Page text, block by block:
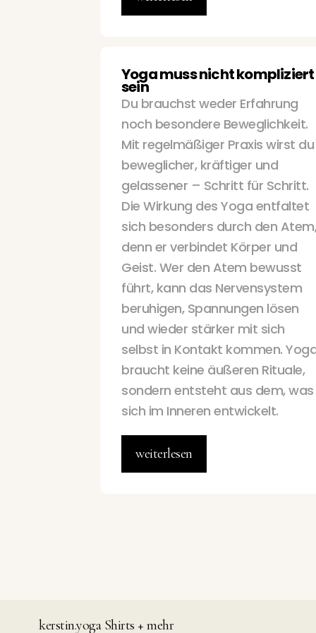
Yoga muss nicht kompliziert
sein
Du brauchst weder Erfahrung
noch besondere Beweglichkeit.
Mit regelmäßiger Praxis wirst du
beweglicher, kräftiger und
gelassener – Schritt für Schritt.
Die Wirkung des Yoga entfaltet
sich besonders durch den Atem,
denn er verbindet Körper und
Geist. Wer den Atem bewusst
führt, kann das Nervensystem
beruhigen, Spannungen lösen
und wieder stärker mit sich
selbst in Kontakt kommen.
braucht keine äußeren Rituale,
sondern entsteht aus dem, was
sich im Inneren entwickelt.
weiterlesen
kerstin.yoga Shirts + mehr